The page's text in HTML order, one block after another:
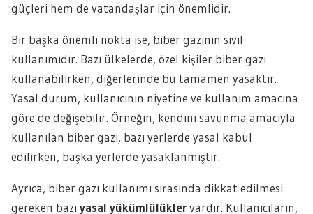
güçleri hem de vatandaşlar için önemlidir.
Bir başka önemli nokta ise, biber gazının sivil
kullanımıdır. Bazı ülkelerde, özel kişiler biber gazı
kullanabilirken, diğerlerinde bu tamamen yasaktır.
Yasal durum, kullanıcının niyetine ve kullanım amacına
göre de değişebilir. Örneğin, kendini savunma amacıyla
kullanılan biber gazı, bazı yerlerde yasal kabul
edilirken, başka yerlerde yasaklanmıştır.
Ayrıca, biber gazı kullanımı sırasında dikkat edilmesi
gereken bazı yasal yükümlülüklervardır. Kullanıcıların,